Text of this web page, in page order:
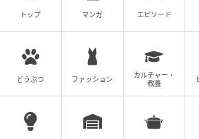
翌日、義弟から夫に電話があった
夫は静かに、でもはっきりと言った
にうちは関わらない」と。
トップ マンガ エピソード
どうぶつ ファッション
カルチャー・
教養